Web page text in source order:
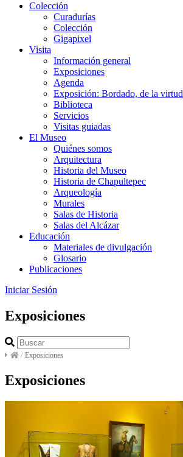
Colección
Curadurías
Colección
Gigapixel
Visita
Información general
Exposiciones
Agenda
Exposición: Bordado, de la virtud
Biblioteca
Servicios
Visitas guiadas
El Museo
Quiénes somos
Arquitectura
Historia del Museo
Historia de Chapultepec
Arqueología
Murales
Salas de Historia
Salas del Alcázar
Educación
Materiales de divulgación
Glosario
Publicaciones
Iniciar Sesión
Exposiciones
/ Exposiciones
Exposiciones